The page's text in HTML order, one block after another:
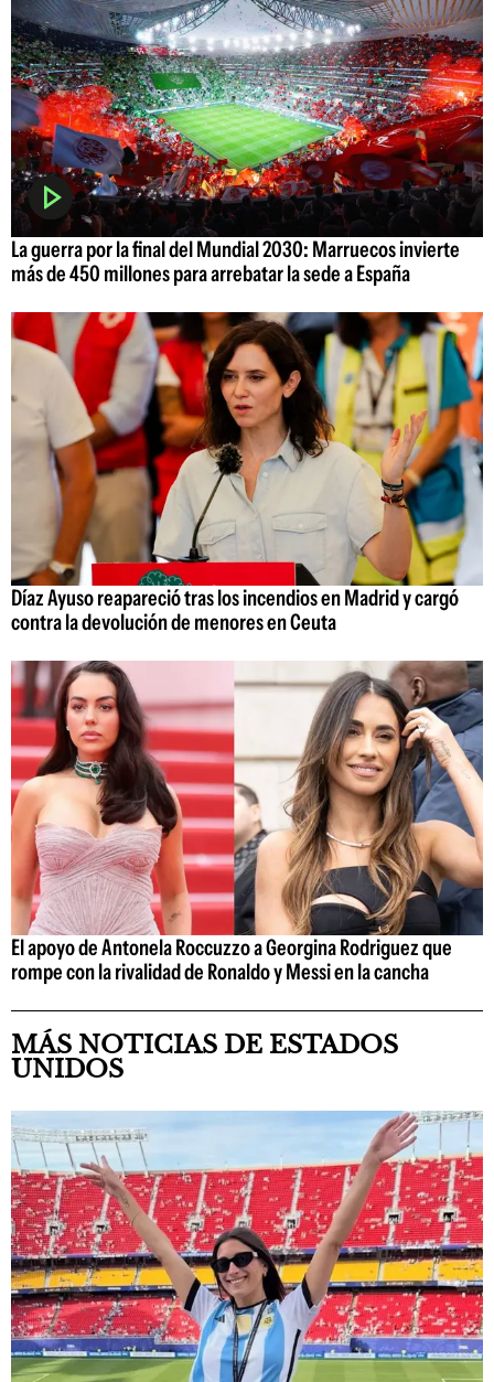
La guerra por la final del Mundial 2030: Marruecos invierte
más de 450 millones para arrebatar la sede a España
Díaz Ayuso reapareció tras los incendios en Madrid y cargó
contra la devolución de menores en Ceuta
El apoyo de Antonela Roccuzzo a Georgina Rodriguez que
rompe con la rivalidad de Ronaldo y Messi en la cancha
MÁS NOTICIAS DE ESTADOS
UNIDOS